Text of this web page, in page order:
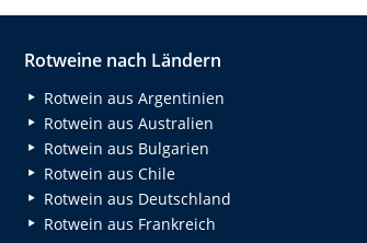
Rotweine nach Ländern
Rotwein aus Argentinien
Rotwein aus Australien
Rotwein aus Bulgarien
Rotwein aus Chile
Rotwein aus Deutschland
Rotwein aus Frankreich